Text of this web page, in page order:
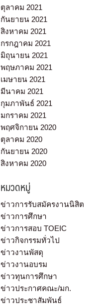
ตุลาคม 2021
กันยายน 2021
สิงหาคม 2021
กรกฎาคม 2021
มิถุนายน 2021
พฤษภาคม 2021
เมษายน 2021
มีนาคม 2021
กุมภาพันธ์ 2021
มกราคม 2021
พฤศจิกายน 2020
ตุลาคม 2020
กันยายน 2020
สิงหาคม 2020
หมวดหมู่
ข่าวการรับสมัครงานนิสิต
ข่าวการศึกษา
ข่าวการสอบ TOEIC
ข่าวกิจกรรมทั่วไป
ข่าวงานพัสดุ
ข่าวงานอบรม
ข่าวทุนการศึกษา
ข่าวประกาศคณะ/มก.
ข่าวประชาสัมพันธ์